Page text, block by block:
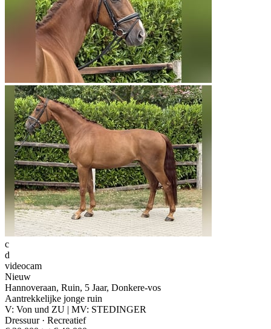
c
d
videocam
Nieuw
Hannoveraan, Ruin, 5 Jaar, Donkere-vos
Aantrekkelijke jonge ruin
V: Von und ZU | MV: STEDINGER
Dressuur · Recreatief